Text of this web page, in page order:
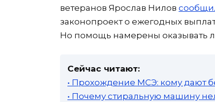
ветеранов Ярослав Нилов
законопроект о ежегодных
Но помощь намерены оказывать
Сейчас читают:
• Прохождение МСЭ: кому дают
• Почему стиральную машину